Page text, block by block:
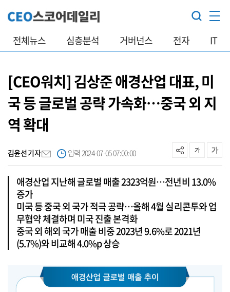
전체뉴스 심층분석 거버넌스 전자 IT
[CEO워치] 김상준 애경산업 대표, 미
국 등 글로벌 공략 가속화…중국 외 지
역 확대
김윤선 기자 입력 2024-07-05 07:00:00
애경산업 지난해 글로벌 매출 2323억원…전년비 13.0%
증가
미국 등 중국 외 국가 적극 공략…올해 4월 실리콘투와 업
무협약 체결하며 미국 진출 본격화
중국 외 해외 국가 매출 비중 2023년 9.6%로 2021년
(5.7%)와 비교해 4.0%p 상승